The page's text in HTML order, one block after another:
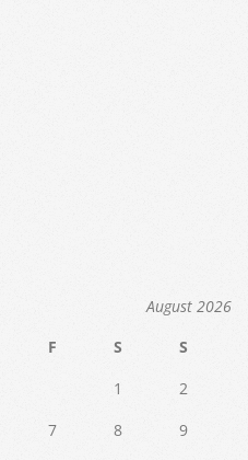
August 2026
F S
S
1
2
7 8
9